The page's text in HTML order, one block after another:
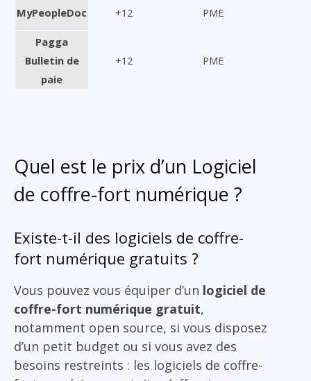
MyPeopleDoc +12 PME
Pagga
Bulletin de
paie
+12 PME
Quel est le prix d’un Logiciel
de coffre-fort numérique ?
Existe-t-il des logiciels de coffre-
fort numérique gratuits ?
Vous pouvez vous équiper d’un logiciel de
coffre-fort numérique gratuit,
notamment open source, si vous disposez
d’un petit budget ou si vous avez des
besoins restreints : les logiciels de coffre-